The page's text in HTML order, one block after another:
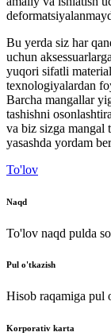
Bu yerda siz har
uchun
yuqori sifatli
texnologiyalardan
Barcha mangallar
tashishni
va biz sizga mangal
yasashda yordam
To'lov
Naqd
To'lov naqd pulda
Pul o'tkazish
Hisob raqamiga pul
Korporativ karta